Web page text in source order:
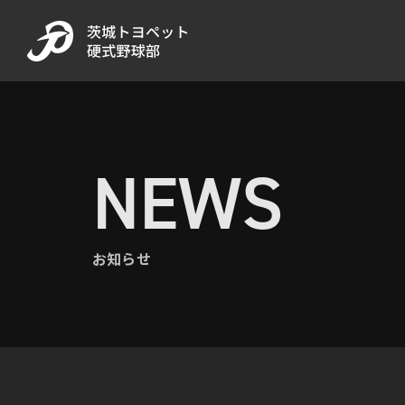
NEWS
お知らせ